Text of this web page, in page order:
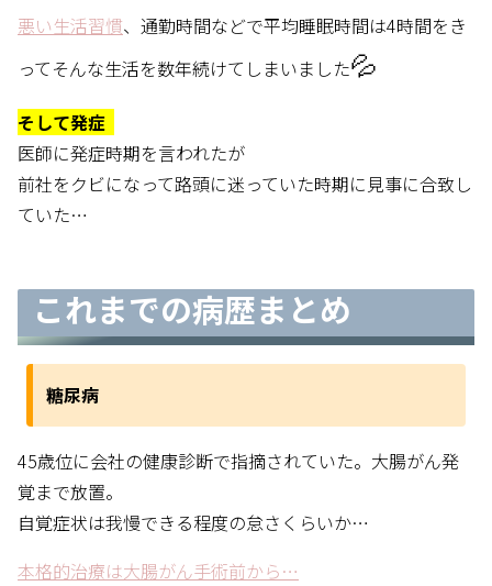
悪い生活習慣、通勤時間などで平均睡眠時間は4時間をき
ってそんな生活を数年続けてしまいました💦
そして発症
医師に発症時期を言われたが
前社をクビになって路頭に迷っていた時期に見事に合致し
ていた…
これまでの病歴まとめ
糖尿病
45歳位に会社の健康診断で指摘されていた。大腸がん発
覚まで放置。
自覚症状は我慢できる程度の怠さくらいか…
本格的治療は大腸がん手術前から…